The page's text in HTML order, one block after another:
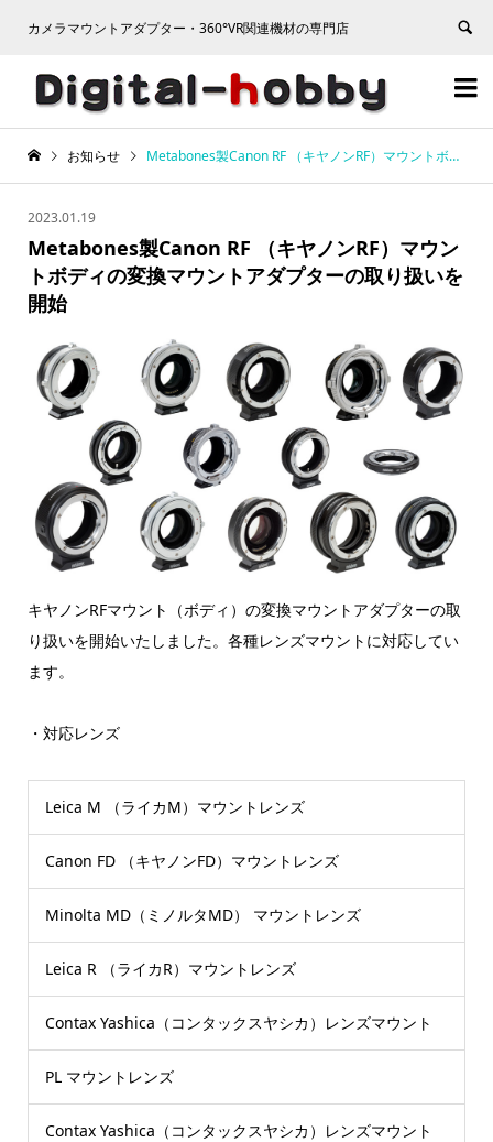
カメラマウントアダプター・360°VR関連機材の専門店


お知らせ Metabones製Canon RF （キヤノンRF）マウントボディの変換マウントアダプターの取り扱いを開始
2023.01.19
Metabones製Canon RF （キヤノンRF）マウン
トボディの変換マウントアダプターの取り扱いを
開始
キヤノンRFマウント（ボディ）の変換マウントアダプターの取
り扱いを開始いたしました。各種レンズマウントに対応してい
ます。
・対応レンズ
Leica M （ライカM）マウントレンズ
Canon FD （キヤノンFD）マウントレンズ
Minolta MD（ミノルタMD） マウントレンズ
Leica R （ライカR）マウントレンズ
Contax Yashica（コンタックスヤシカ）レンズマウント
PL マウントレンズ
Contax Yashica（コンタックスヤシカ）レンズマウント